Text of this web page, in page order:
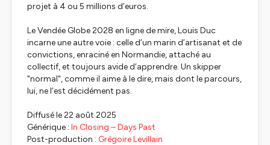
projet à 4 ou 5 millions d’euros.
Le Vendée Globe 2028 en ligne de mire, Louis Duc
incarne une autre voie : celle d’un marin d’artisanat et de
convictions, enraciné en Normandie, attaché au
collectif, et toujours avide d’apprendre. Un skipper
"normal", comme il aime à le dire, mais dont le parcours,
lui, ne l’est décidément pas.
Diffusé le 22 août 2025
Générique : In Closing – Days Past
Post-production : Grégoire Levillain